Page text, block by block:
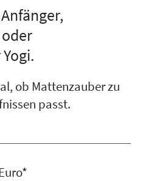
ob Mattenzauber zu
passt.